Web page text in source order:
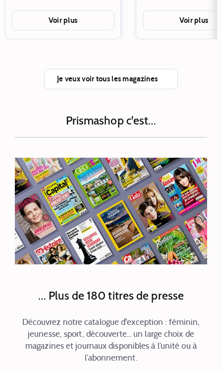
Voir plus Voir plus
Je veux voir tous les magazines
Prismashop c'est…
… Plus de 180 titres de presse
Découvrez notre catalogue d'exception : féminin,
jeunesse, sport, découverte... un large choix de
magazines et journaux disponibles à l’unité ou à
l’abonnement.